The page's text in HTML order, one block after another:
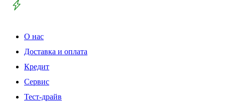
О нас
Доставка и оплата
Кредит
Сервис
Тест-драйв